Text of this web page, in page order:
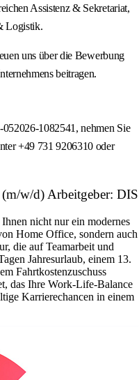
Assistenz & Sekretariat,
Logistik.
uns über die Bewerbung
beitragen.
1082541, nehmen Sie
+49 731 9206310 oder
w/d) Arbeitgeber: DIS
nicht nur ein modernes
Home Office, sondern auch
die auf Teamarbeit und
Jahresurlaub, einem 13.
Fahrtkostenzuschuss
das Ihre Work-Life-Balance
Karrierechancen in einem